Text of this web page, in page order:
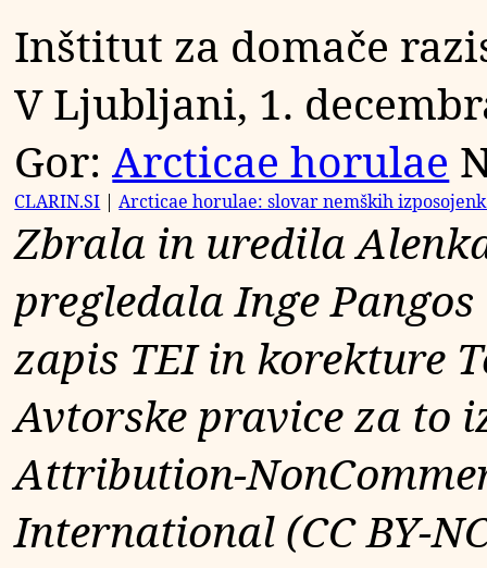
Inštitut za domače
V Ljubljani, 1.
Gor:Arcticae horulae
CLARIN.SI |Arcticae horulae: slovar nemških
Zbrala in uredila
pregledala Inge
zapis TEI in korekture
Avtorske pravice za to
Attribution-
International (CC BY-